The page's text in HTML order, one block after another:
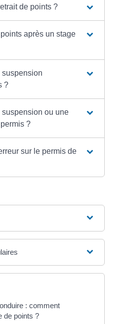
de points ?
après un stage
suspension
?
ou une
?
sur le permis de
: comment
de points ?